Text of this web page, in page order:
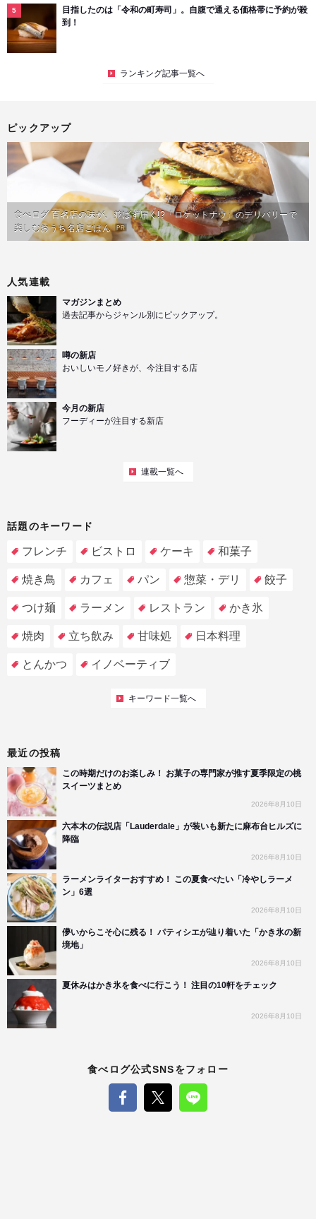
目指したのは「令和の町寿司」。自腹で通える価格帯に予約が殺
到！
ランキング記事一覧へ
ピックアップ
食べログ 百名店の味が、並ばず届く!?「ロケットナウ」のデリバリーで
楽しむおうち名店ごはん PR
人気連載
マガジンまとめ
過去記事からジャンル別にピックアップ。
噂の新店
おいしいモノ好きが、今注目する店
今月の新店
フーディーが注目する新店
連載一覧へ
話題のキーワード
フレンチ ビストロ ケーキ 和菓子
焼き鳥 カフェ パン 惣菜・デリ 餃子
つけ麺 ラーメン レストラン かき氷
焼肉 立ち飲み 甘味処 日本料理
とんかつ イノベーティブ
キーワード一覧へ
最近の投稿
この時期だけのお楽しみ！ お菓子の専門家が推す夏季限定の桃
スイーツまとめ
2026年8月10日
六本木の伝説店「Lauderdale」が装いも新たに麻布台ヒルズに
降臨
2026年8月10日
ラーメンライターおすすめ！ この夏食べたい「冷やしラーメ
ン」6選
2026年8月10日
儚いからこそ心に残る！ パティシエが辿り着いた「かき氷の新
境地」
2026年8月10日
夏休みはかき氷を食べに行こう！ 注目の10軒をチェック
2026年8月10日
食べログ公式SNSをフォロー